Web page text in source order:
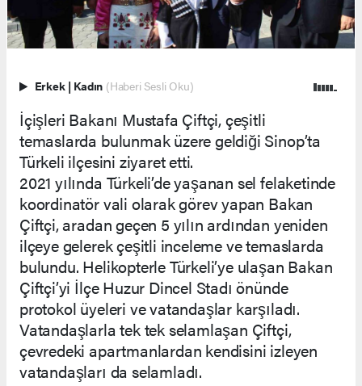
Erkek | Kadın (Haberi Sesli Oku)
İçişleri Bakanı Mustafa Çiftçi, çeşitli
temaslarda bulunmak üzere geldiği Sinop’ta
Türkeli ilçesini ziyaret etti.
2021 yılında Türkeli’de yaşanan sel felaketinde
koordinatör vali olarak görev yapan Bakan
Çiftçi, aradan geçen 5 yılın ardından yeniden
ilçeye gelerek çeşitli inceleme ve temaslarda
bulundu. Helikopterle Türkeli’ye ulaşan Bakan
Çiftçi’yi İlçe Huzur Dincel Stadı önünde
protokol üyeleri ve vatandaşlar karşıladı.
Vatandaşlarla tek tek selamlaşan Çiftçi,
çevredeki apartmanlardan kendisini izleyen
vatandaşları da selamladı.